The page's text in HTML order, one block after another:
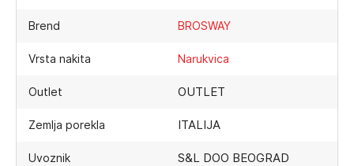
Brend BROSWAY
Vrsta nakita Narukvica
Outlet OUTLET
Zemlja porekla ITALIJA
Uvoznik S&L DOO BEOGRAD